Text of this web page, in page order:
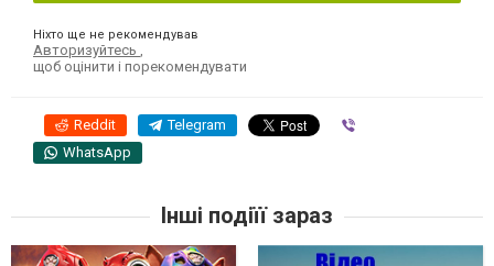
Ніхто ще не рекомендував
Авторизуйтесь
щоб оцінити і порекомендувати
Reddit Telegram
WhatsApp
Інші подіїї зараз